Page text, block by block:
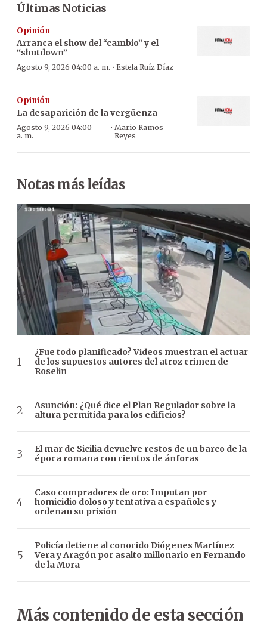
Últimas Noticias
Opinión
Arranca el show del “cambio” y el
“shutdown”
Agosto 9, 2026 04:00 a. m. · Estela Ruíz Díaz
Opinión
La desaparición de la vergüenza
Agosto 9, 2026 04:00
a. m.
· Mario Ramos
Reyes
Notas más leídas
¿Fue todo planificado? Videos muestran el actuar
de los supuestos autores del atroz crimen de
Roselin
Asunción: ¿Qué dice el Plan Regulador sobre la
altura permitida para los edificios?
El mar de Sicilia devuelve restos de un barco de la
época romana con cientos de ánforas
Caso compradores de oro: Imputan por
homicidio doloso y tentativa a españoles y
ordenan su prisión
Policía detiene al conocido Diógenes Martínez
Vera y Aragón por asalto millonario en Fernando
de la Mora
Más contenido de esta sección